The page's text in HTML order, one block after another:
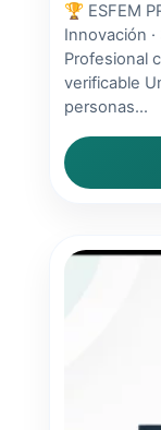
🏆 ESFEM
Innovación
Profesional
verificable
personas...